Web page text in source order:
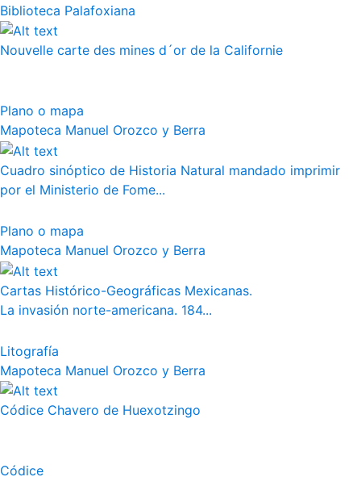
Biblioteca Palafoxiana
Nouvelle carte des mines d´or de la Californie
Plano o mapa
Mapoteca Manuel Orozco y Berra
Cuadro sinóptico de Historia Natural mandado imprimir
por el Ministerio de Fome...
Plano o mapa
Mapoteca Manuel Orozco y Berra
Cartas Histórico-Geográficas Mexicanas.
La invasión norte-americana. 184...
Litografía
Mapoteca Manuel Orozco y Berra
Códice Chavero de Huexotzingo
Códice